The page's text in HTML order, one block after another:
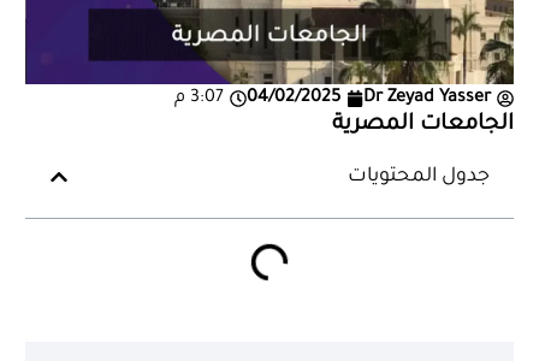
Dr Zeyad Yasser
04/02/2025 3:07 م
الجامعات المصرية
جدول المحتويات